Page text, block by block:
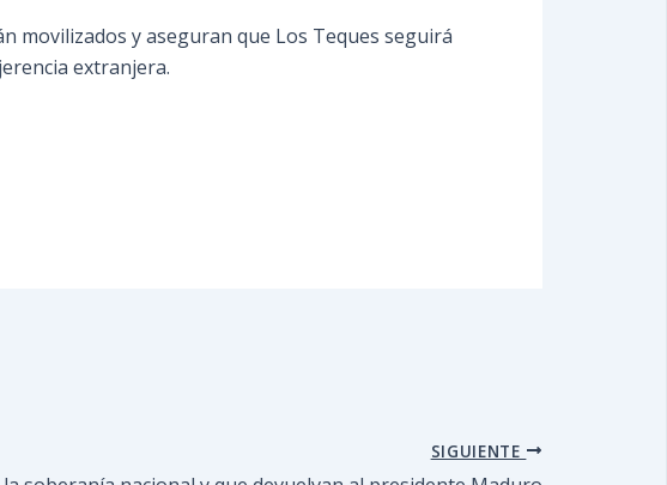
movilizados y aseguran que Los Teques seguirá
extranjera.
SIGUIENTE